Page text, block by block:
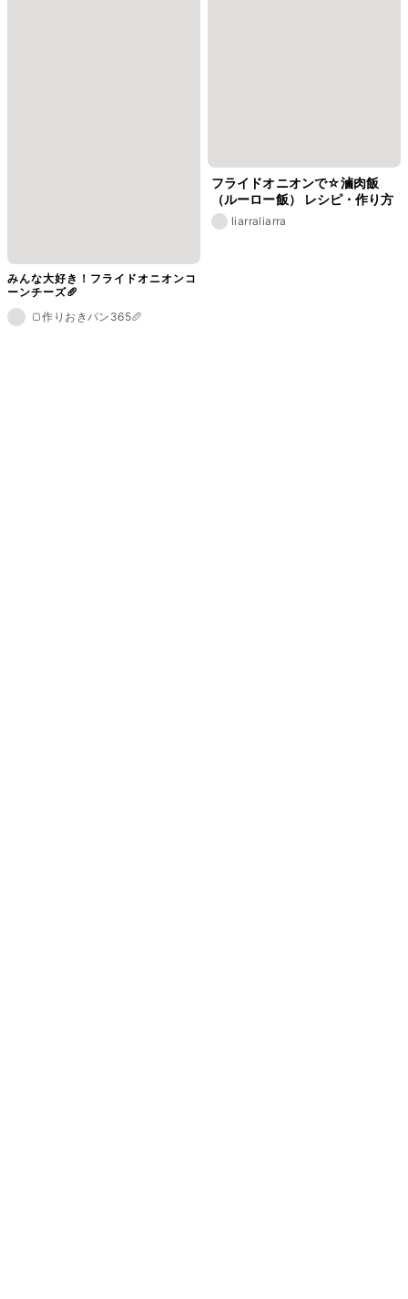
みんな大好き！フライドオニオンコ
ーンチーズ🥖
🍞作りおきパン365🥖
フライドオニオンで☆滷肉飯
（ルーロー飯） レシピ・作り方
liarraliarra